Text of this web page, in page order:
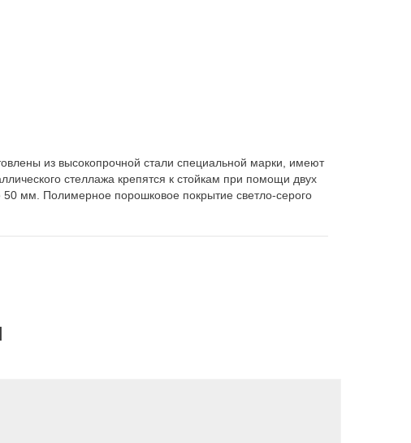
из высокопрочной стали специальной марки, имеют
стеллажа крепятся к стойкам при помощи двух
мм. Полимерное порошковое покрытие светло-серого